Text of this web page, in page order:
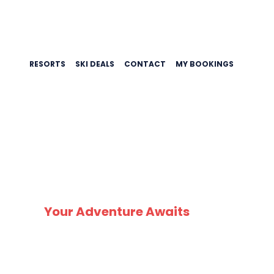
RESORTS SKI DEALS CONTACT MY BOOKINGS
Your Adventure Awaits